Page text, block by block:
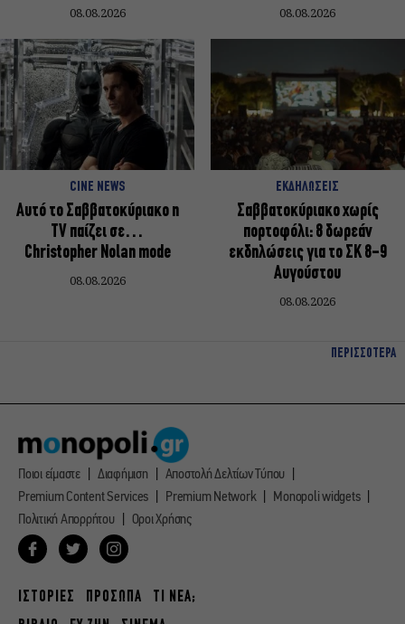
08.08.2026 08.08.2026
CINE NEWS
Αυτό το Σαββατοκύριακο η
TV παίζει σε…
Christopher Nolan mode
08.08.2026
ΕΚΔΗΛΩΣΕΙΣ
Σαββατοκύριακο χωρίς
πορτοφόλι: 8 δωρεάν
εκδηλώσεις για το ΣΚ 8-9
Αυγούστου
08.08.2026
ΠΕΡΙΣΣΟΤΕΡΑ
Ποιοι είμαστε Διαφήμιση
Αποστολή Δελτίων Τύπου
Premium Content Services
Premium Network
Monopoli widgets
Πολιτική Απορρήτου
Οροι Χρήσης
ΙΣΤΟΡΙΕΣ ΠΡΟΣΩΠΑ
ΤΙ ΝΕΑ;